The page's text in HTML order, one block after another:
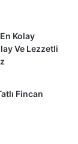
Kolay
Ve Lezzetli
Fincan